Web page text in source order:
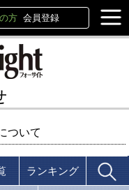
方 会員登録
ついて
ランキング